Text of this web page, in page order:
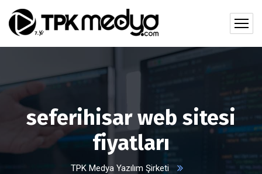
seferihisar web sitesi
fiyatları
TPK Medya Yazılım Şirketi